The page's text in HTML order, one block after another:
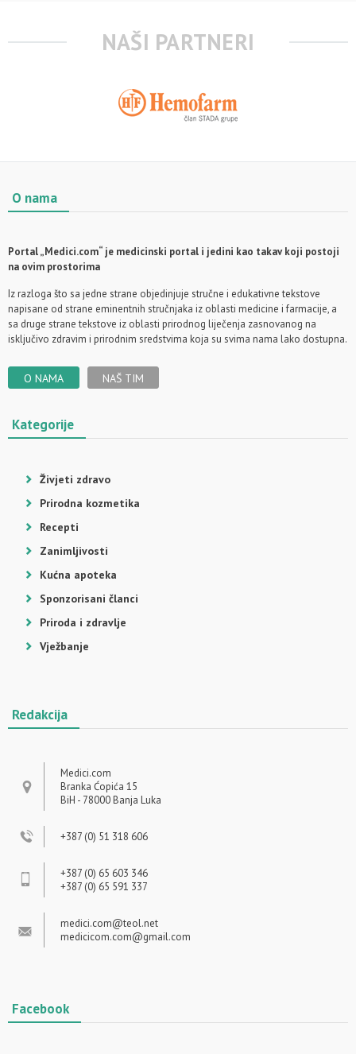
NAŠI PARTNERI
O nama
Portal „Medici.com“ je medicinski portal i jedini kao takav koji postoji
na ovim prostorima
Iz razloga što sa jedne strane objedinjuje stručne i edukativne tekstove
napisane od strane eminentnih stručnjaka iz oblasti medicine i farmacije, a
sa druge strane tekstove iz oblasti prirodnog liječenja zasnovanog na
isključivo zdravim i prirodnim sredstvima koja su svima nama lako dostupna.
O NAMA NAŠ TIM
Kategorije
Živjeti zdravo
Prirodna kozmetika
Recepti
Zanimljivosti
Kućna apoteka
Sponzorisani članci
Priroda i zdravlje
Vježbanje
Redakcija
Medici.com
Branka Ćopića 15
BiH - 78000 Banja Luka
+387 (0) 51 318 606
+387 (0) 65 603 346
+387 (0) 65 591 337
medici.com@teol.net
medicicom.com@gmail.com
Facebook